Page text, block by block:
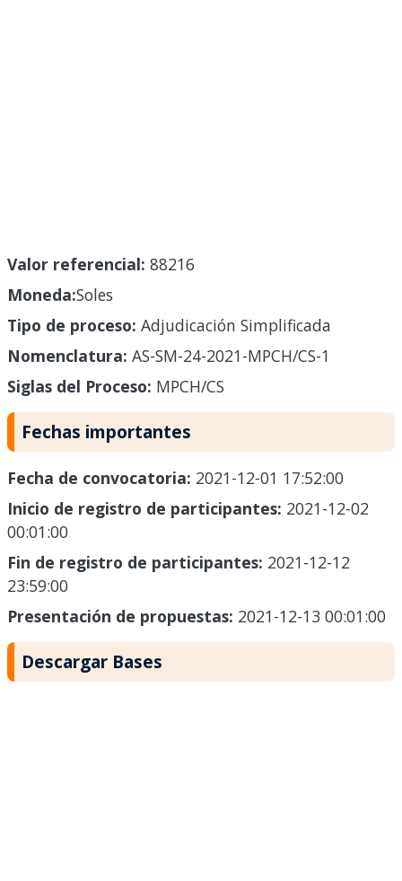
Valor referencial: 88216
Moneda:Soles
Tipo de proceso: Adjudicación Simplificada
Nomenclatura: AS-SM-24-2021-MPCH/CS-1
Siglas del Proceso: MPCH/CS
Fechas importantes
Fecha de convocatoria: 2021-12-01 17:52:00
Inicio de registro de participantes: 2021-12-02
00:01:00
Fin de registro de participantes: 2021-12-12
23:59:00
Presentación de propuestas: 2021-12-13 00:01:00
Descargar Bases